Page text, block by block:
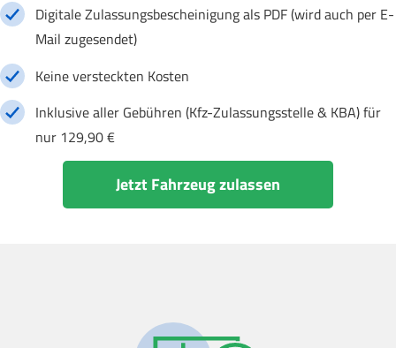
Digitale Zulassungsbescheinigung als PDF (wird auch per E-
Mail zugesendet)
Keine versteckten Kosten
Inklusive aller Gebühren (Kfz-Zulassungsstelle & KBA) für
nur 129,90 €
Jetzt Fahrzeug zulassen